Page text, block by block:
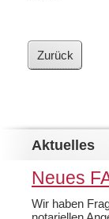
Zurück
Aktuelles
Neues
Wir haben